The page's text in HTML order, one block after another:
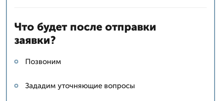
Что будет после отправки
заявки?
Позвоним
Зададим уточняющие вопросы